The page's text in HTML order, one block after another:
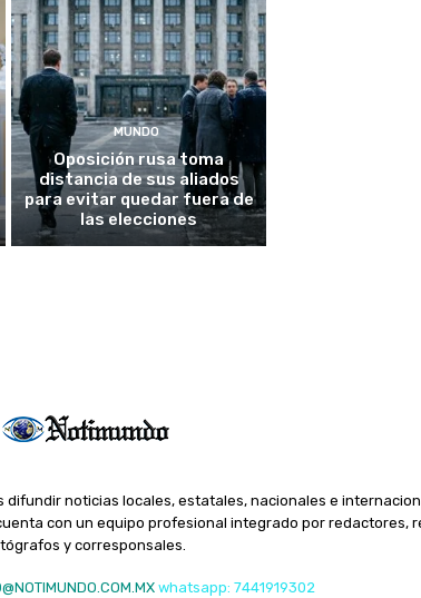
MUNDO
Oposición rusa toma
distancia de sus aliados
para evitar quedar fuera de
las elecciones
difundir noticias locales, estatales, nacionales e
con un equipo profesional integrado por redactores,
y corresponsales.
whatsapp: 7441919302